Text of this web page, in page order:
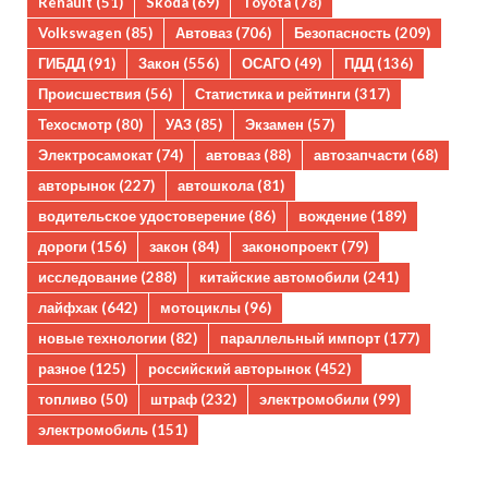
Volkswagen (85) Автоваз (706) Безопасность (209)
ГИБДД (91) Закон (556) ОСАГО (49) ПДД (136)
Происшествия (56) Статистика и рейтинги (317)
Техосмотр (80) УАЗ (85) Экзамен (57)
Электросамокат (74) автоваз (88) автозапчасти (68)
авторынок (227) автошкола (81)
водительское удостоверение (86) вождение (189)
дороги (156) закон (84) законопроект (79)
исследование (288) китайские автомобили (241)
лайфхак (642) мотоциклы (96)
новые технологии (82) параллельный импорт (177)
разное (125) российский авторынок (452)
топливо (50) штраф (232) электромобили (99)
электромобиль (151)